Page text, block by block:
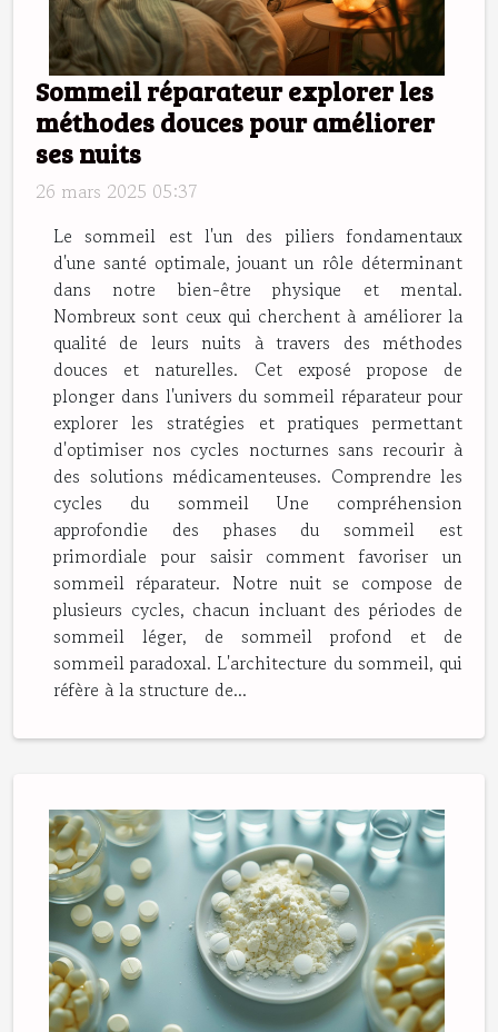
Sommeil réparateur explorer les
méthodes douces pour améliorer
ses nuits
26 mars 2025 05:37
Le sommeil est l'un des piliers fondamentaux
d'une santé optimale, jouant un rôle déterminant
dans notre bien-être physique et mental.
Nombreux sont ceux qui cherchent à améliorer la
qualité de leurs nuits à travers des méthodes
douces et naturelles. Cet exposé propose de
plonger dans l'univers du sommeil réparateur pour
explorer les stratégies et pratiques permettant
d'optimiser nos cycles nocturnes sans recourir à
des solutions médicamenteuses. Comprendre les
cycles du sommeil Une compréhension
approfondie des phases du sommeil est
primordiale pour saisir comment favoriser un
sommeil réparateur. Notre nuit se compose de
plusieurs cycles, chacun incluant des périodes de
sommeil léger, de sommeil profond et de
sommeil paradoxal. L'architecture du sommeil, qui
réfère à la structure de...